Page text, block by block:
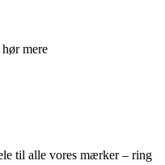
mere
til alle vores mærker – ring